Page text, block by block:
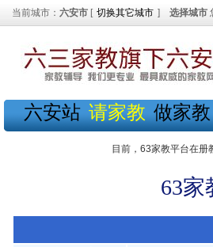
当前城市： 六安市 [ 切换其它城市 ] 选择城市
六安站 请家教 做家教
目前，63家教平台在册
63